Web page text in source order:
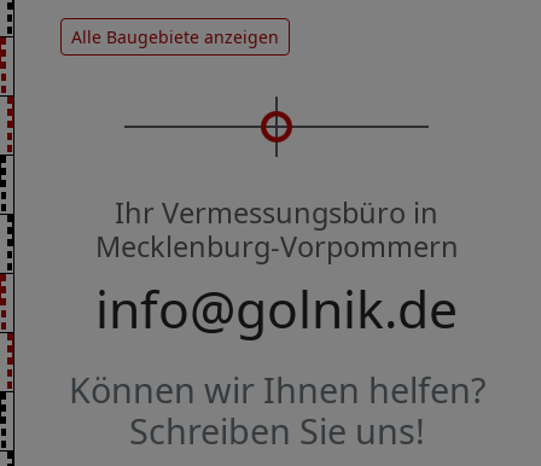
Alle Baugebiete anzeigen
Ihr Vermessungsbüro in
Mecklenburg-Vorpommern
info@golnik.de
Können wir Ihnen helfen?
Schreiben Sie uns!